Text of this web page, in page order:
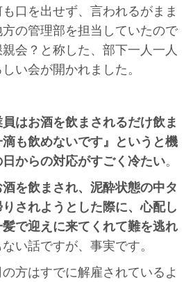
口を出せず、言われるがまま
の管理部を担当していたので
会？と称した、部下一人一人
い会が開かれました。
はお酒を飲まされるだけ飲ま
も飲めないです』というと機
からの対応がすごく冷たい。
を飲まされ、泥酔状態の中タ
されようとした際に、心配し
で迎えに来てくれて難を逃れ
い話ですが、事実です。
方はすでに解雇されているよ